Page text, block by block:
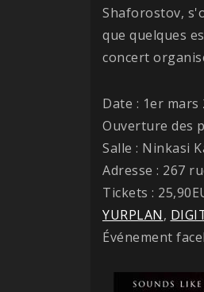
Shaforostov,
que quelques
concert
Date : 1er mars
Ouverture des
Salle : Ninkasi
Adresse : 267
Tickets :
YURPLAN,
Événement